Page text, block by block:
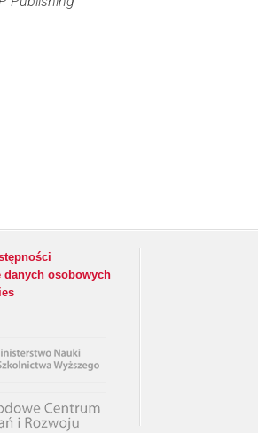
danych osobowych